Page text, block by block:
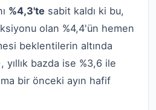
%4,3'te sabit kaldı ki bu,
olan %4,4'ün hemen
beklentilerin altında
bazda ise %3,6 ile
bir önceki ayın hafif